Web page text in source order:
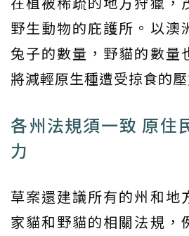
野生動物的庇護所。以澳
兔子的數量，野貓的數量
將減輕原生種遭受掠食的壓
各州法規須一致 原住
力
草案還建議所有的州和地
家貓和野貓的相關法規，